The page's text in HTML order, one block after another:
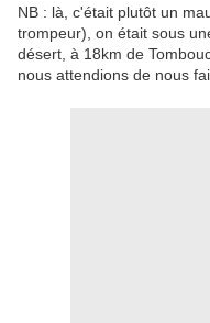
NB : là, c'était plutôt un
trompeur), on était sous
désert, à 18km de
nous attendions de nous